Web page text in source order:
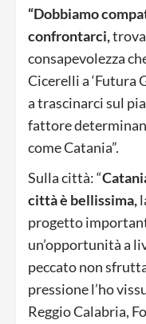
“Dobbiamo
confrontarci,
consapevolezza
Cicerelli a ‘Futura
a trascinarci sul
fattore
come Catania”.
Sulla città: “
città è bellissima,
progetto
un’opportunità a
peccato non
pressione l’ho
Reggio Calabria,